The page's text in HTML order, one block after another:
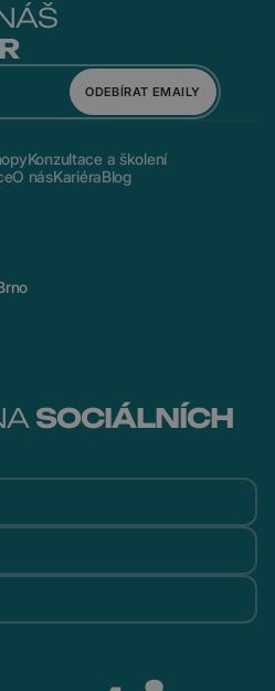
ODEBÍRAT EMAILY
Konzultace a školení
O násKariéraBlog
SOCIÁLNÍCH